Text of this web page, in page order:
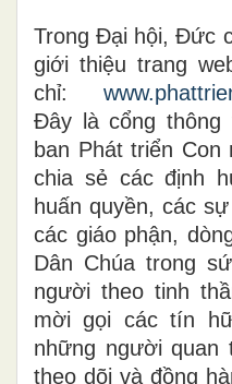
Trong Đại hội, Đức
giới thiệu trang
chỉ:
Đây là cổng
ban Phát triển Con
chia sẻ các định
huấn quyền, các
các giáo phận,
Dân Chúa trong
người theo tinh
mời gọi các tín
những người quan
theo dõi và đồng